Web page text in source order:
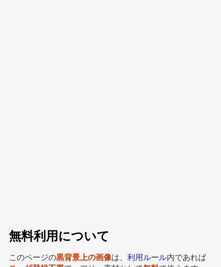
無料利用について
このページの黒背景上の画像は、 利用ルール内であれば